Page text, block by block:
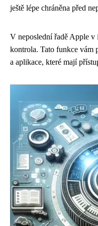
ještě lépe chráněna před
V neposlední řadě Apple
kontrola. Tato funkce vám
a aplikace, které mají